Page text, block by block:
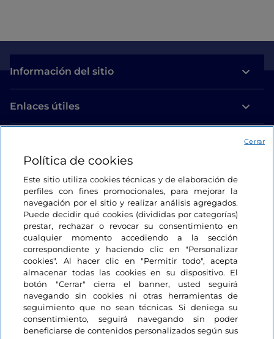
Información del sitio
Enlaces útiles
Estamos en contacto
Política de cookies
Este sitio utiliza cookies técnicas y de elaboración de
perfiles con fines promocionales, para mejorar la
navegación por el sitio y realizar análisis agregados.
Puede decidir qué cookies (divididas por categorías)
prestar, rechazar o revocar su consentimiento en
cualquier momento accediendo a la sección
correspondiente y haciendo clic en "Personalizar
cookies". Al hacer clic en "Permitir todo", acepta
almacenar todas las cookies en su dispositivo. El
botón "Cerrar" cierra el banner, usted seguirá
navegando sin cookies ni otras herramientas de
seguimiento que no sean técnicas. Si deniega su
consentimiento, seguirá navegando sin poder
beneficiarse de contenidos personalizados según sus
Cerrar